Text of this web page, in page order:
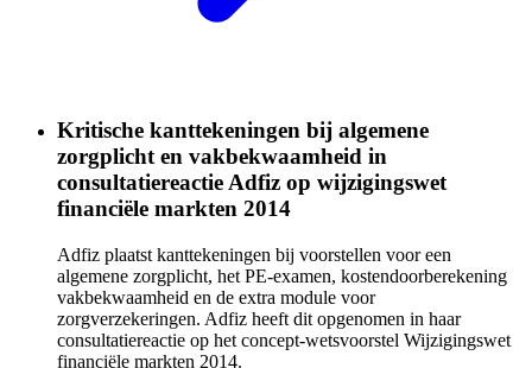
Kritische kanttekeningen bij algemene
zorgplicht en vakbekwaamheid in
consultatiereactie Adfiz op wijzigingswet
financiële markten 2014
Adfiz plaatst kanttekeningen bij voorstellen voor een
algemene zorgplicht, het PE-examen, kostendoorberekening
vakbekwaamheid en de extra module voor
zorgverzekeringen. Adfiz heeft dit opgenomen in haar
consultatiereactie op het concept-wetsvoorstel Wijzigingswet
financiële markten 2014.